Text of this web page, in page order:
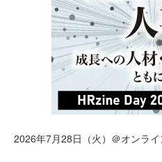
2026年7月28日（火）＠オンライ